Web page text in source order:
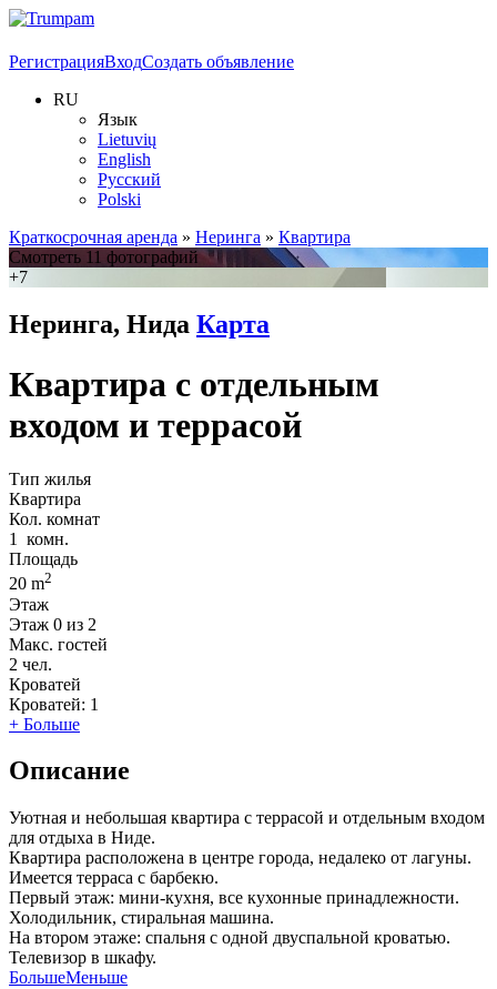
РегистрацияВходСоздать объявление
RU
Язык
Lietuvių
English
Русский
Polski
Краткосрочная аренда » Неринга » Квартира
Смотреть 11 фотографий
+7
Неринга, Нида Карта
Квартира с отдельным
входом и террасой
Тип жилья
Квартира
Кол. комнат
1
комн.
Площадь
20 m2
Этаж
Этаж 0 из 2
Макс. гостей
2 чел.
Кроватей
Кроватей: 1
+ Больше
Описание
Уютная и небольшая квартира с террасой и отдельным входом
для отдыха в Ниде.
Квартира расположена в центре города, недалеко от лагуны.
Имеется терраса с барбекю.
Первый этаж: мини-кухня, все кухонные принадлежности.
Холодильник, стиральная машина.
На втором этаже: спальня с одной двуспальной кроватью.
Телевизор в шкафу.
БольшеМеньше